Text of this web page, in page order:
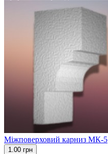
Міжповерховий карниз МК-5
1.00 грн